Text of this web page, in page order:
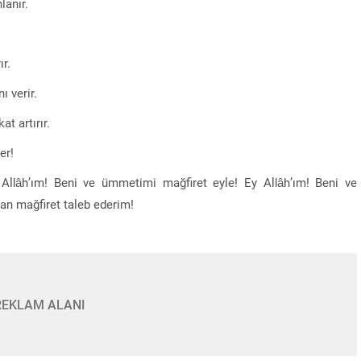
verir.
artırır.
Beni ve ümmetimi mağfiret eyle! Ey Allâh’ım! Beni ve
mağfiret taleb ederim!
ALANI